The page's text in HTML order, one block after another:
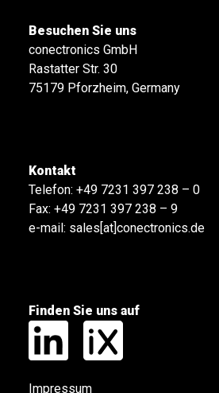
Besuchen Sie uns
conectronics GmbH
Rastatter Str. 30
75179 Pforzheim, Germany
Kontakt
Telefon: +49 7231 397 238 – 0
Fax: +49 7231 397 238 – 9
e-mail: sales[at]conectronics.de
Finden Sie uns auf
Impressum